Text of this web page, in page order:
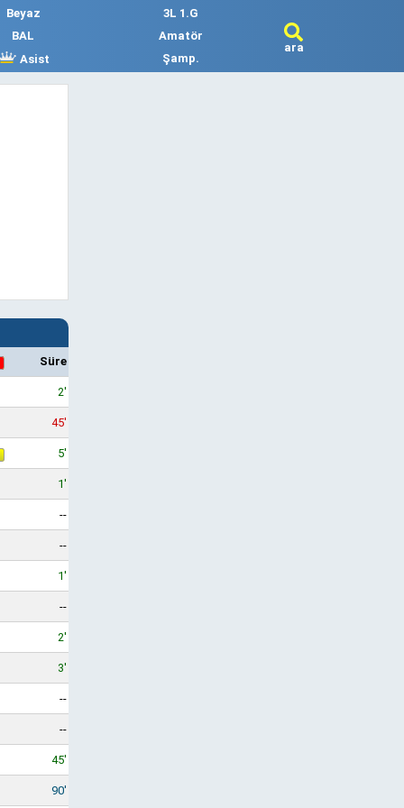
Beyaz
3L 1.G
BAL
Amatör
Asist Şamp.
ara
Süre
2'
45'
5'
1'
--
--
1'
--
2'
3'
--
--
45'
90'